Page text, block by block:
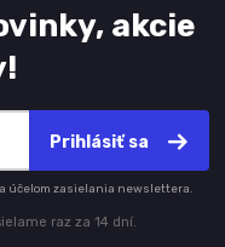
akcie
Prihlásiť sa
účelom zasielania newslettera.
raz za 14 dní.